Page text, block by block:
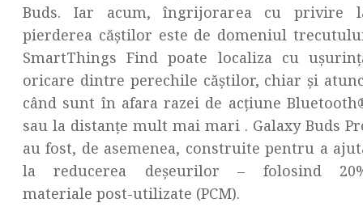
Buds. Iar acum, îngrijorarea cu privire
pierderea căștilor este de domeniul
SmartThings Find poate localiza cu
oricare dintre perechile căștilor, chiar și
când sunt în afara razei de acțiune
sau la distanțe mult mai mari . Galaxy Buds
au fost, de asemenea, construite pentru a
la reducerea deșeurilor – folosind
materiale post-utilizate (PCM).